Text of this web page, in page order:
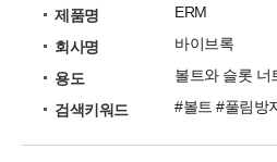
제품명
ERM
회사명
바이브록
용도
검색키워드
#볼트 #풀림방